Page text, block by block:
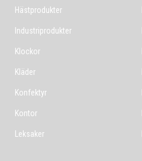
Hästprodukter
Industriprodukter
Klockor
Kläder
Konfektyr
Kontor
Leksaker